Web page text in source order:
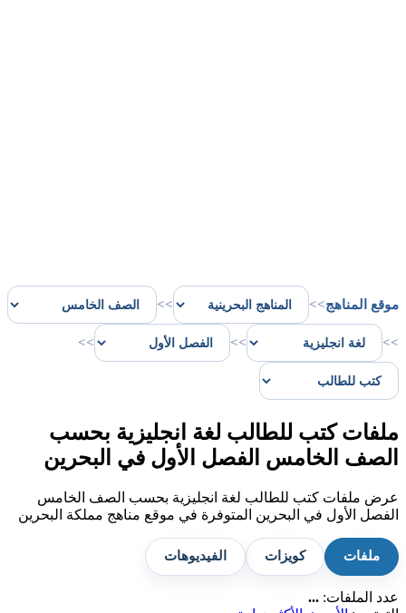
موقع المناهج>>
>>
>>
>>
>>
ملفات كتب للطالب لغة انجليزية بحسب
الصف الخامس الفصل الأول في البحرين
عرض ملفات كتب للطالب لغة انجليزية بحسب الصف الخامس
الفصل الأول في البحرين المتوفرة في موقع مناهج مملكة البحرين
ملفات كويزات الفيديوهات
عدد الملفات: ...